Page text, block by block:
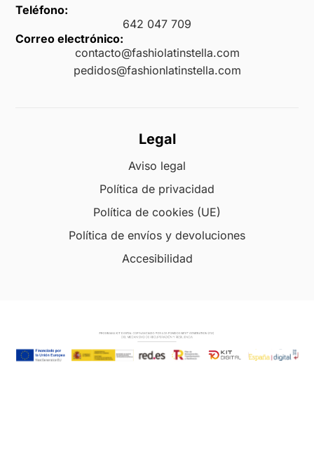
Teléfono:
642 047 709
Correo electrónico:
contacto@fashiolatinstella.com
pedidos@fashionlatinstella.com
Legal
Aviso legal
Política de privacidad
Política de cookies (UE)
Política de envíos y devoluciones
Accesibilidad